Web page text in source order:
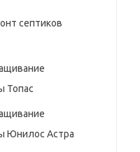
септиков
Топас
Юнилос Астра